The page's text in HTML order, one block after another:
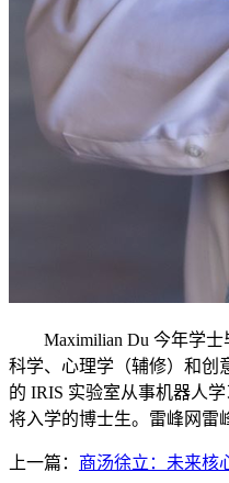
Maximilian Du 今年学士
科学、心理学（辅修）和创
的 IRIS 实验室从事机器人学
将入学的博士生。雷峰网雷
上一篇： 商汤徐立：未来核